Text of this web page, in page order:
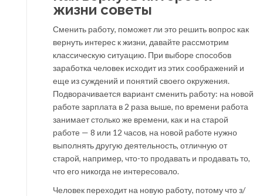
жизни советы
Сменить работу, поможет ли это решить вопрос как
вернуть интерес к жизни, давайте рассмотрим
классическую ситуацию. При выборе способов
заработка человек исходит из этих соображений и
еще из суждений и понятий своего окружения.
Подворачивается вариант сменить работу: на новой
работе зарплата в 2 раза выше, по времени работа
занимает столько же времени, как и на старой
работе — 8 или 12 часов, на новой работе нужно
выполнять другую деятельность, отличную от
старой, например, что-то продавать и продавать то,
что его никогда не интересовало.
Человек переходит на новую работу, потому что з/